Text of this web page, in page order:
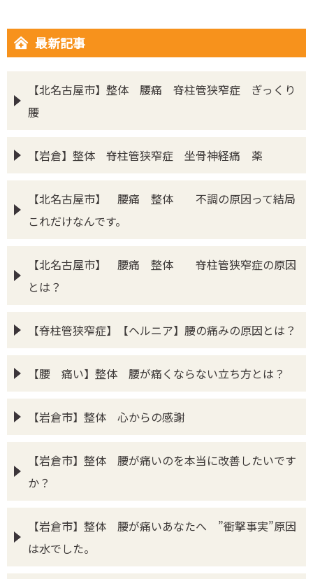
最新記事
【北名古屋市】整体 腰痛 脊柱管狭窄症 ぎっくり
腰
【岩倉】整体 脊柱管狭窄症 坐骨神経痛 薬
【北名古屋市】 腰痛 整体 不調の原因って結局
これだけなんです。
【北名古屋市】 腰痛 整体 脊柱管狭窄症の原因
とは？
【脊柱管狭窄症】【ヘルニア】腰の痛みの原因とは？
【腰 痛い】整体 腰が痛くならない立ち方とは？
【岩倉市】整体 心からの感謝
【岩倉市】整体 腰が痛いのを本当に改善したいです
か？
【岩倉市】整体 腰が痛いあなたへ ”衝撃事実”原因
は水でした。